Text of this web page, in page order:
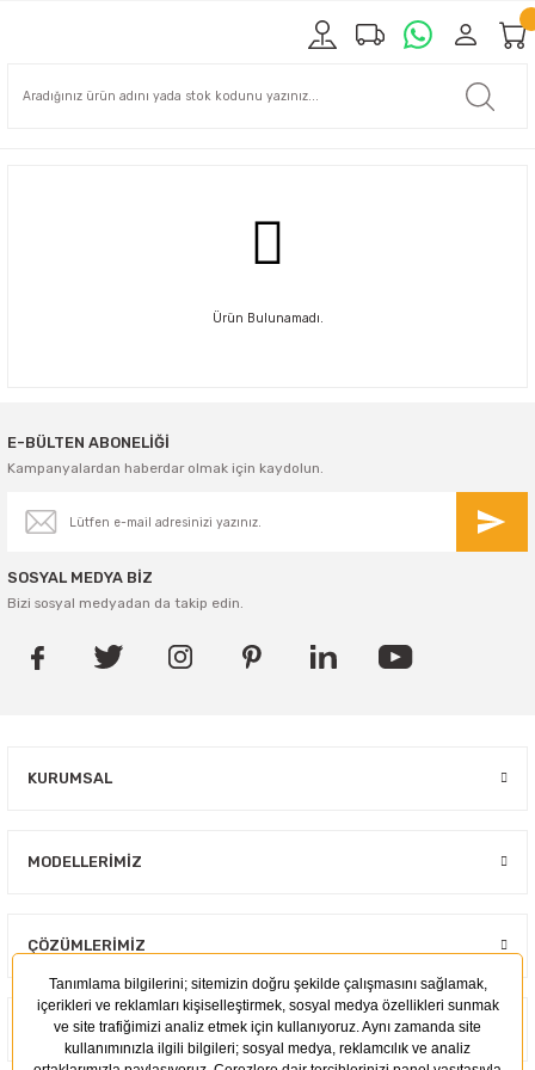
Ürün Bulunamadı.
E-BÜLTEN ABONELİĞİ
Kampanyalardan haberdar olmak için kaydolun.
SOSYAL MEDYA BİZ
Bizi sosyal medyadan da takip edin.
KURUMSAL
MODELLERIMIZ
ÇÖZÜMLERIMIZ
KULLANIM ALANLARI